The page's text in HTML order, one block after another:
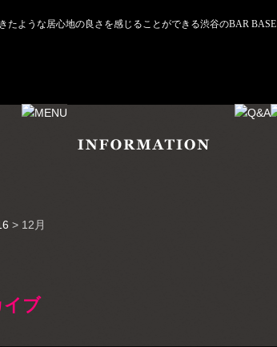
たような居心地の良さを感じることができる渋谷のBAR BASE
> 12月
イブ